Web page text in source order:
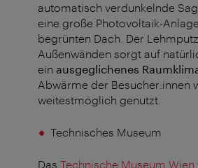
automatisch verdunkelnde
eine große Photovoltaik-
begrünten Dach. Der
Außenwänden sorgt auf
ein ausgeglichenes
Abwärme der Besucher:innen
weitestmöglich genutzt.
Technisches Museum
Das Technische Museum Wien